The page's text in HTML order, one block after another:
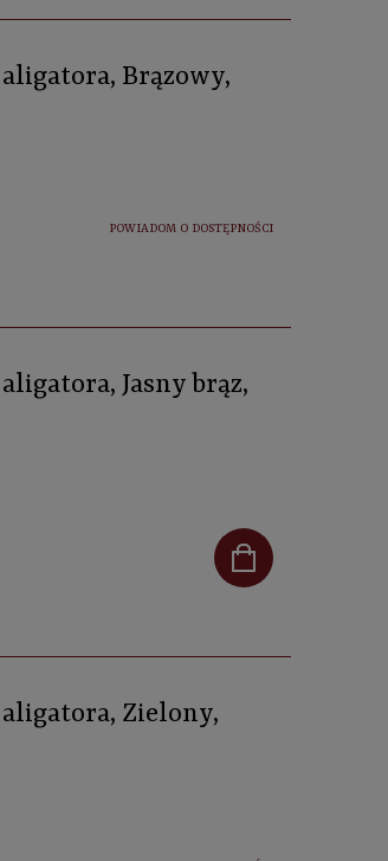
aligatora, Brązowy,
POWIADOM O DOSTĘPNOŚCI
Jasny brąz,
aligatora, Zielony,